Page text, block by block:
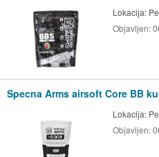
Lokacija:
Objavljen:
Specna Arms airsoft Core BB
Lokacija:
Objavljen: